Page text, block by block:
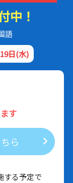
中！
語
日(水)
す
ら
する予定で